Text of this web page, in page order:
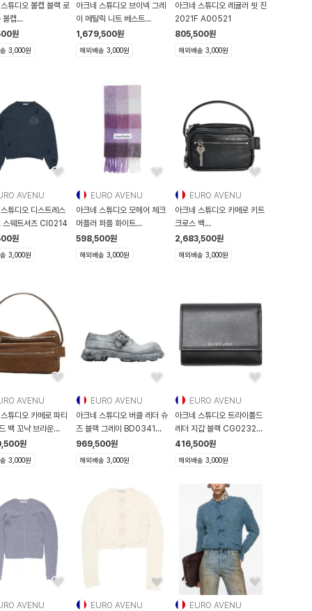
튜디오 볼캡 블랙 로
볼캡
원
3,000원
아크네 스튜디오 브이넥 그레
이 메탈릭 니트 베스트
261129M206
1,679,500원
해외배송 3,000원
아크네 스튜디오 레귤러 핏 진
2021F A00521
805,500원
해외배송 3,000원
AVENU
튜디오 디스트레스
스웨트셔츠 CI0214
원
3,000원
EURO AVENU
아크네 스튜디오 모헤어 체크
머플러 퍼플 화이트
CA0084 AHC CA
598,500원
해외배송 3,000원
EURO AVENU
아크네 스튜디오 카메로 키트
크로스 백
C10276PS26900
2,683,500원
해외배송 3,000원
AVENU
튜디오 카메로 파티
백 꼬냑 브라운
원
3,000원
EURO AVENU
아크네 스튜디오 버클 레더 슈
즈 블랙 그레이 BD0341
AIK BD0341-A
969,500원
해외배송 3,000원
EURO AVENU
아크네 스튜디오 트라이폴드
레더 지갑 블랙 CG0232
900 CG0232-90
416,500원
해외배송 3,000원
AVENU
EURO AVENU
EURO AVENU